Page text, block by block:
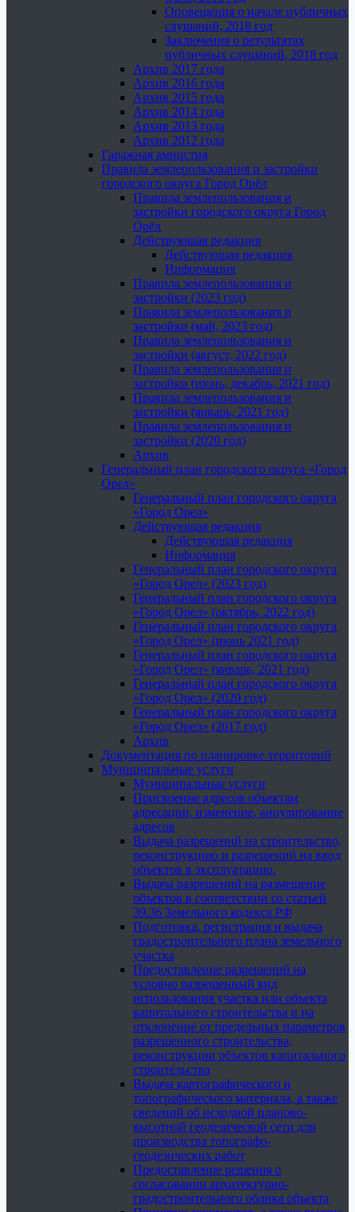
Оповещения о начале публичных
слушаний, 2018 год
Заключения о результатах
публичных слушаний, 2018 год
Архив 2017 года
Архив 2016 года
Архив 2015 года
Архив 2014 года
Архив 2013 года
Архив 2012 года
Гаражная амнистия
Правила землепользования и застройки
городского округа Город Орёл
Правила землепользования и
застройки городского округа Город
Орёл
Действующая редакция
Действующая редакция
Информация
Правила землепользования и
застройки (2023 год)
Правила землепользования и
застройки (май, 2023 год)
Правила землепользования и
застройки (август, 2022 год)
Правила землепользования и
застройки (июнь, декабрь, 2021 год)
Правила землепользования и
застройки (январь, 2021 год)
Правила землепользования и
застройки (2020 год)
Архив
Генеральный план городского округа «Город
Орел»
Генеральный план городского округа
«Город Орел»
Действующая редакция
Действующая редакция
Информация
Генеральный план городского округа
«Город Орел» (2023 год)
Генеральный план городского округа
«Город Орел» (октябрь, 2022 год)
Генеральный план городского округа
«Город Орел» (июнь 2021 год)
Генеральный план городского округа
«Город Орел» (январь, 2021 год)
Генеральный план городского округа
«Город Орел» (2020 год)
Генеральный план городского округа
«Город Орел» (2017 год)
Архив
Документация по планировке территорий
Муниципальные услуги
Муниципальные услуги
Присвоение адресов объектам
адресации, изменение, аннулирование
адресов
Выдача разрешений на строительство,
реконструкцию и разрешений на ввод
объектов в эксплуатацию.
Выдача разрешений на размещение
объектов в соответствии со статьей
39.36 Земельного кодекса РФ
Подготовка, регистрация и выдача
градостроительного плана земельного
участка
Предоставление разрешений на
условно разрешенный вид
использования участка или объекта
капитального строительства и на
отклонение от предельных параметров
разрешенного строительства,
реконструкции объектов капитального
строительства
Выдача картографического и
топографического материала, а также
сведений об исходной планово-
высотной геодезической сети для
производства топографо-
геодезических работ
Предоставление решения о
согласовании архитектурно-
градостроительного облика объекта